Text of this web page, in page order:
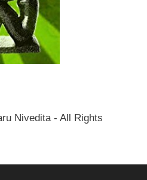
Nivedita - All Rights